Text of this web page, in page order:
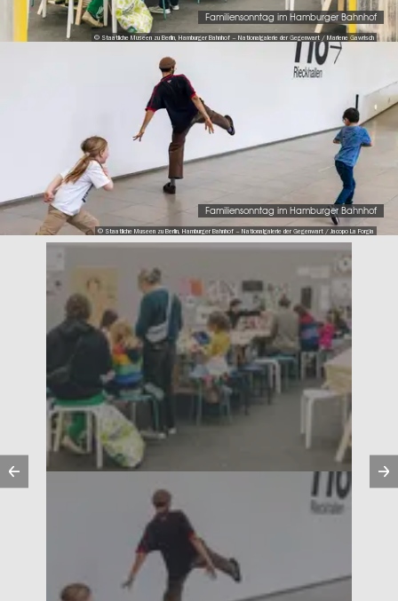
© Staatliche Museen zu Berlin, Hamburger Bahnhof – Nationalgalerie der Gegenwart / Marlene Gawrisch
Familiensonntag im Hamburger Bahnhof
© Staatliche Museen zu Berlin, Hamburger Bahnhof – Nationalgalerie der Gegenwart / Jacopo La Forgia
Familiensonntag im Hamburger Bahnhof
Vorherige